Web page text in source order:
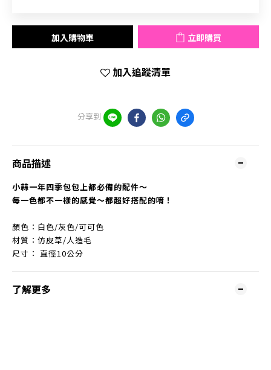
加入購物車 立即購買
加入追蹤清單
分享到
商品描述
小蒜一年四季包包上都必備的配件～
每一色都不一樣的感覺～都超好搭配的唷！
顏色：白色/灰色/可可色
材質：仿皮草/人造毛
尺寸： 直徑10公分
了解更多